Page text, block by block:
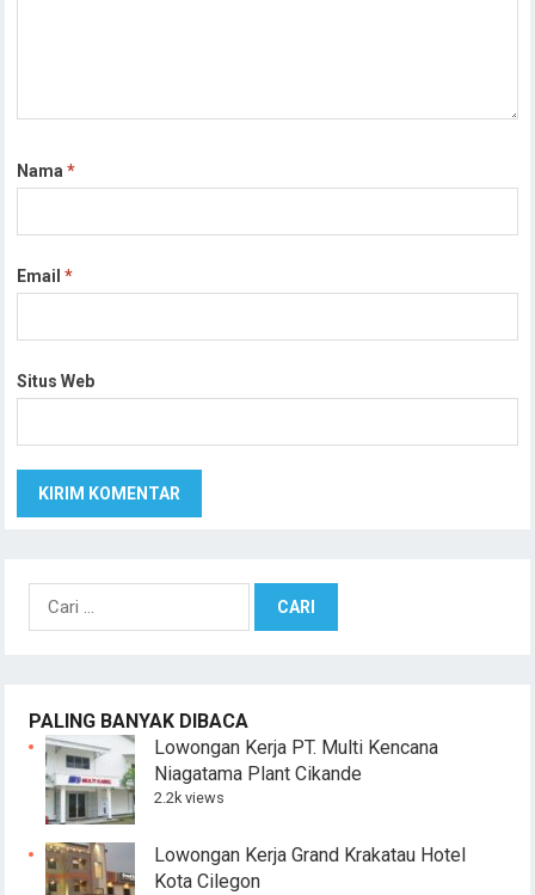
Nama*
Email*
Situs Web
Cari
PALING BANYAK DIBACA
Lowongan Kerja PT. Multi Kencana
Niagatama Plant Cikande
2.2k views
Lowongan Kerja Grand Krakatau Hotel
Kota Cilegon